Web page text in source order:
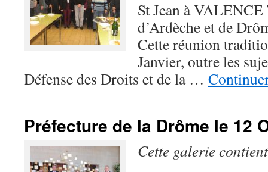
St Jean à
d’Ardèche et de
Cette réunion
Janvier, outre les
Défense des Droits et de la …
Préfecture de la Drôme le 12
Cette galerie